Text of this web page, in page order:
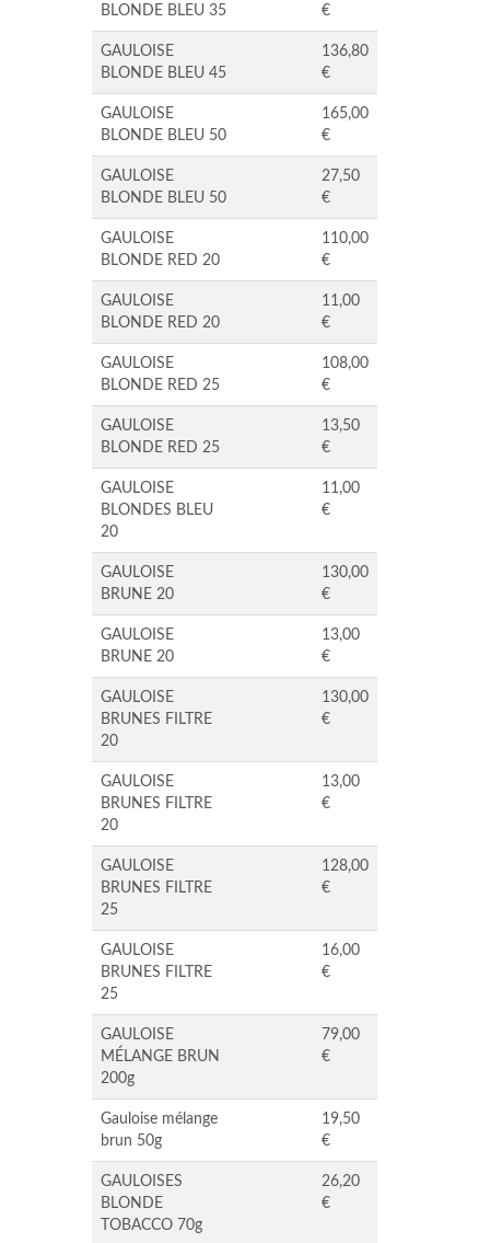
BLONDE BLEU 35
€
GAULOISE
BLONDE BLEU 45
136,80
€
GAULOISE
BLONDE BLEU 50
165,00
€
GAULOISE
BLONDE BLEU 50
27,50
€
GAULOISE
BLONDE RED 20
110,00
€
GAULOISE
BLONDE RED 20
11,00
€
GAULOISE
BLONDE RED 25
108,00
€
GAULOISE
BLONDE RED 25
13,50
€
GAULOISE
BLONDES BLEU
20
11,00
€
GAULOISE
BRUNE 20
130,00
€
GAULOISE
BRUNE 20
13,00
€
GAULOISE
BRUNES FILTRE
20
130,00
€
GAULOISE
BRUNES FILTRE
20
13,00
€
GAULOISE
BRUNES FILTRE
25
128,00
€
GAULOISE
BRUNES FILTRE
25
16,00
€
GAULOISE
MÉLANGE BRUN
200g
79,00
€
Gauloise mélange
brun 50g
19,50
€
GAULOISES
BLONDE
TOBACCO 70g
26,20
€